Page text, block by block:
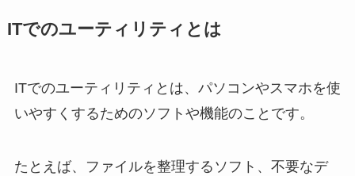
ITでのユーティリティとは
ITでのユーティリティとは、パソコンやスマホを使
いやすくするためのソフトや機能のことです。
たとえば、ファイルを整理するソフト、不要なデ